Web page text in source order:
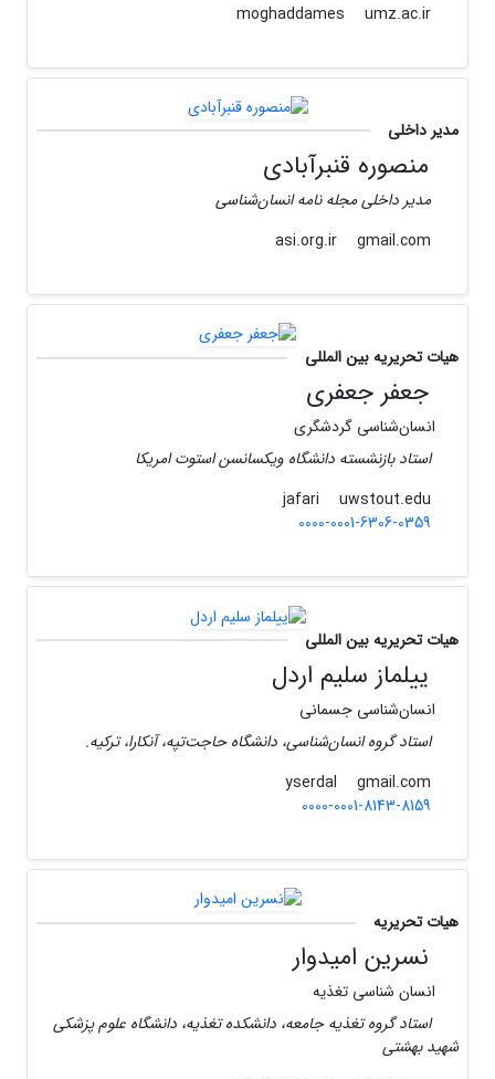
moghaddames
umz.ac.ir
مدیر داخلی
منصوره قنبرآبادی
مدیر داخلی مجله نامه انسان‌شناسی
gmail.com
هیات تحریریه بین المللی
جعفر جعفری
انسان‌شناسی گردشگری
استاد بازنشسته دانشگاه ویکسانسن استوت امریکا
uwstout.edu
0000-0001-6306-0359
هیات تحریریه بین المللی
ییلماز سلیم اردل
انسان‌شناسی جسمانی
استاد گروه انسان‌شناسی، دانشگاه حاجت‌تپه، آنکارا، ترکیه.
gmail.com
0000-0001-8143-8159
هیات تحریریه
نسرین امیدوار
انسان شناسی تغذیه
استاد گروه تغذیه جامعه، دانشکده تغذیه، دانشگاه علوم پزشکی
شهید بهشتی